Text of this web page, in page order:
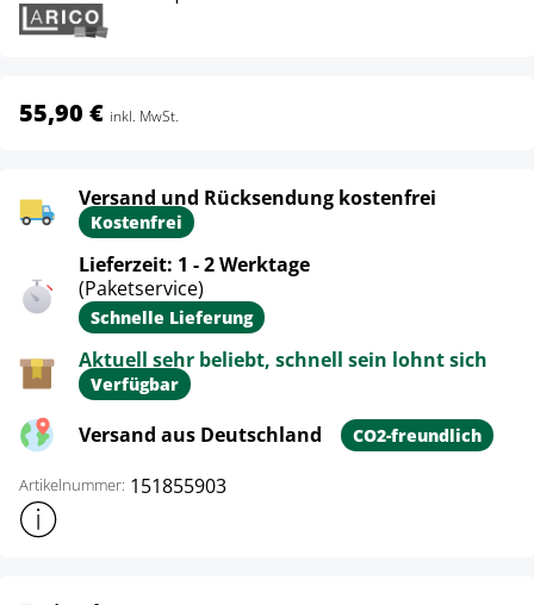
55,90 € inkl. MwSt.
Versand und Rücksendung kostenfrei
Kostenfrei
Lieferzeit: 1 - 2 Werktage
(Paketservice)
Schnelle Lieferung
Aktuell sehr beliebt, schnell sein lohnt sich
Verfügbar
Versand aus Deutschland CO2-freundlich
Artikelnummer: 151855903
Weitere Produktinformationen anzeigen